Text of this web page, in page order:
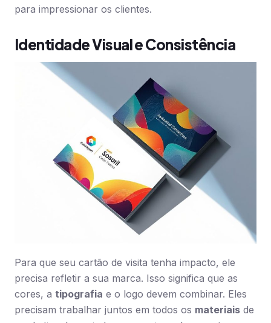
para impressionar os clientes.
Identidade Visual e Consistência
Para que seu cartão de visita tenha impacto, ele
precisa refletir a sua marca. Isso significa que as
cores, a tipografia e o logo devem combinar. Eles
precisam trabalhar juntos em todos os materiais de